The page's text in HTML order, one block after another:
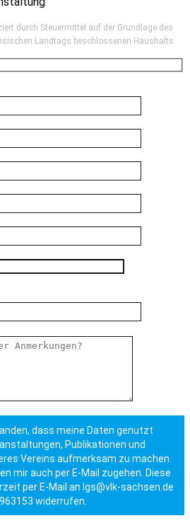
durch Steuermittel auf der Grundlage des
Landtags beschlossenen Haushalts.
dass meine Daten genutzt
Publikationen und
Vereins aufmerksam zu machen.
mir auch per E-Mail zugehen. Diese
per E-Mail an lgs@vlk-sachsen.de
widerrufen.